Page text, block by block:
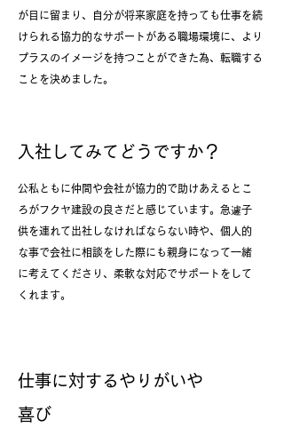
が目に留まり、自分が将来家庭を持っても仕事を続
けられる協力的なサポートがある職場環境に、より
プラスのイメージを持つことができた為、転職する
ことを決めました。
入社してみてどうですか？
公私ともに仲間や会社が協力的で助けあえるとこ
ろがフクヤ建設の良さだと感じています。急遽子
供を連れて出社しなければならない時や、個人的
な事で会社に相談をした際にも親身になって一緒
に考えてくださり、柔軟な対応でサポートをして
くれます。
仕事に対するやりがいや
喜び